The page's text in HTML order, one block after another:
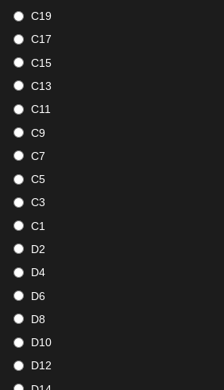
C19
C17
C15
C13
C11
C9
C7
C5
C3
C1
D2
D4
D6
D8
D10
D12